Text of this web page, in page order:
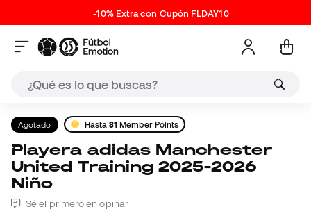
-10% Extra con Cupón FLDAY10
Agotado Hasta81 Member Points
Playera adidas Manchester
United Training 2025-2026
Niño
Sé el primero en opinar